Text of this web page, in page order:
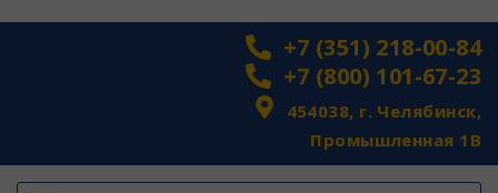
+7 (351) 218-00-84
+7 (800) 101-67-23
454038, г. Челябинск,
Промышленная 1В
top